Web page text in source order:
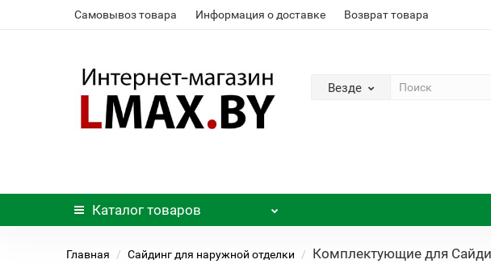
Самовывоз товара Информация о доставке Возврат товара
Везде
Каталог товаров
Главная Сайдинг для наружной отделки Комплектующие для